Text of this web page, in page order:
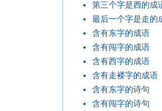
第三个字是西的成
最后一个字是走的
含有东字的成语
含有闯字的成语
含有西字的成语
含有走褛字的成语
含有东字的诗句
含有闯字的诗句